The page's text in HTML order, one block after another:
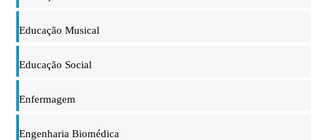
Educação Musical
Educação Social
Enfermagem
Engenharia Biomédica